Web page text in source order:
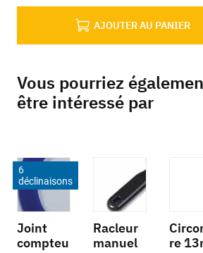
AJOUTER AU PANIER
Vous pourriez
être intéressé par
6
déclinaisons
Joint
compteu
Racleur
manuel
re